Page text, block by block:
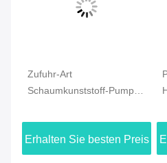
Zufuhr-Art
Schaumkunststoff-Pumpe,
0.8Cc säubert
Erhalten Sie besten Preis